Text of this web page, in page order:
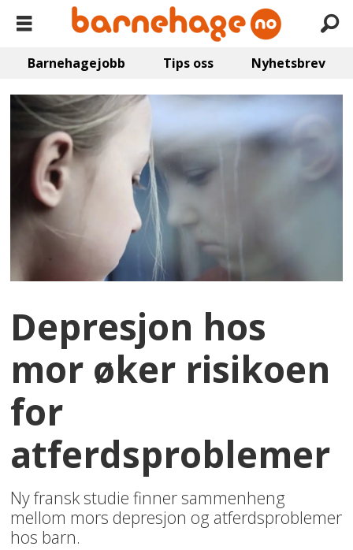
Barnehagejobb Tips oss Nyhetsbrev
Depresjon hos
mor øker risikoen
for
atferdsproblemer
Ny fransk studie finner sammenheng
mellom mors depresjon og atferdsproblemer
hos barn.